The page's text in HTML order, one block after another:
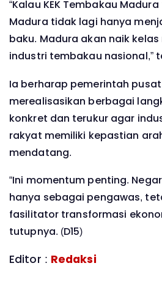
“Kalau KEK Tembakau
Madura tidak lagi hanya
baku. Madura akan naik
industri tembakau nasional,”
Ia berharap pemerintah
merealisasikan berbagai
konkret dan terukur agar
rakyat memiliki kepastian
mendatang.
“Ini momentum penting.
hanya sebagai pengawas,
fasilitator transformasi
tutupnya. (D15)
Editor : Redaksi